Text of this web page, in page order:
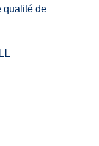
qualité de